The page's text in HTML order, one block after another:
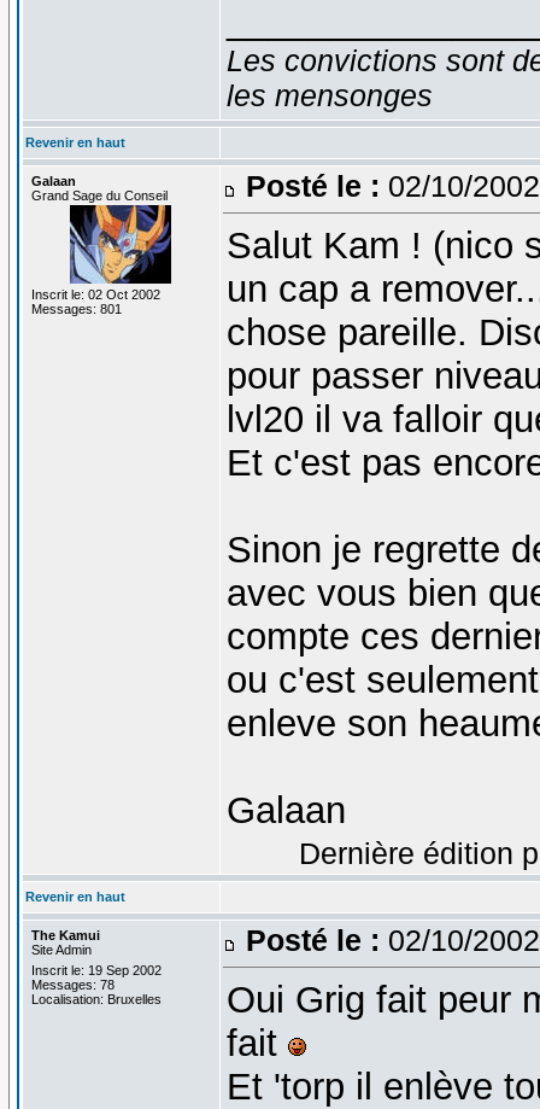
Les convictions sont
les mensonges
Revenir en haut
Galaan
Grand Sage du Conseil
Inscrit le: 02 Oct 2002
Messages: 801
Posté le : 02/10/
Salut Kam ! (nico
un cap a
chose pareille.
pour passer
lvl20 il va falloir
Et c'est pas
Sinon je regrette
avec vous bien
compte ces
ou c'est
enleve son
Galaan
Dernière édition
Revenir en haut
The Kamui
Site Admin
Inscrit le: 19 Sep 2002
Messages: 78
Localisation: Bruxelles
Posté le : 02/10/
Oui Grig fait peur
fait
Et 'torp il enlève